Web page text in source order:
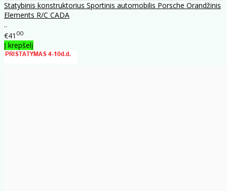
Statybinis konstruktorius Sportinis automobilis Porsche Orandžinis
Elements R/C CADA
..
€41 00
Į krepšelį